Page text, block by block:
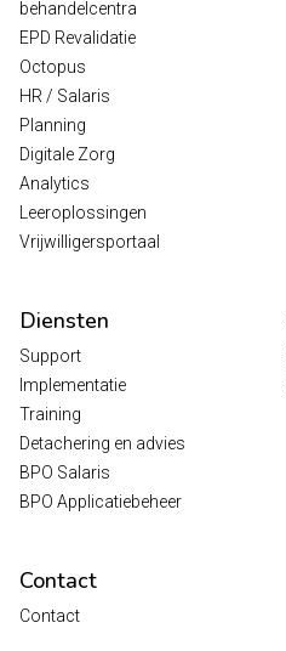
behandelcentra
EPD Revalidatie
Octopus
HR / Salaris
Planning
Digitale Zorg
Analytics
Leeroplossingen
Vrijwilligersportaal
Diensten
Support
Implementatie
Training
Detachering en advies
BPO Salaris
BPO Applicatiebeheer
Contact
Contact